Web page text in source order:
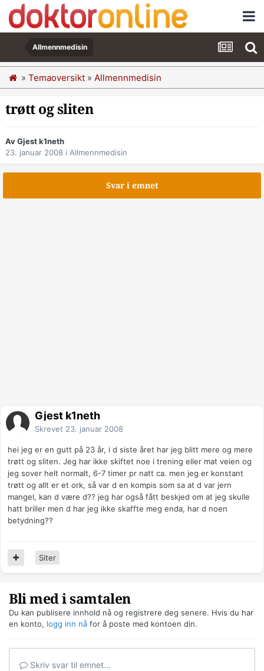
Allmennmedisin
» Temaoversikt » Allmennmedisin
trøtt og sliten
Av Gjest k1neth
23. januar 2008 i Allmennmedisin
Svar i emnet
Gjest k1neth
Skrevet 23. januar 2008
hei jeg er en gutt på 23 år, i d siste året har jeg blitt mere og mere
trøtt og sliten. Jeg har ikke skiftet noe i trening eller mat veien og
jeg sover helt normalt, 6-7 timer pr natt ca. men jeg er konstant
trøtt og allt er et ork, så var d en kompis som sa at d var jern
mangel, kan d være d?? jeg har også fått beskjed om at jeg skulle
hatt briller men d har jeg ikke skaffte meg enda, har d noen
betydning??
Siter
Bli med i samtalen
Du kan publisere innhold nå og registrere deg senere. Hvis du har
en konto, logg inn nå for å poste med kontoen din.
Skriv svar til emnet...